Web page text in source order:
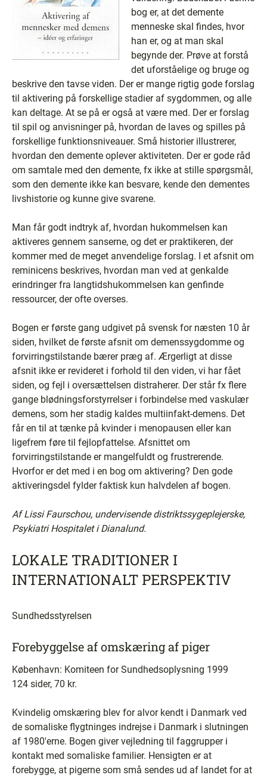
bog er, at det demente
menneske skal findes, hvor
han er, og at man skal
begynde der. Prøve at forstå
det uforståelige og bruge og
beskrive den tavse viden. Der er mange rigtig gode forslag
til aktivering på forskellige stadier af sygdommen, og alle
kan deltage. At se på er også at være med. Der er forslag
til spil og anvisninger på, hvordan de laves og spilles på
forskellige funktionsniveauer. Små historier illustrerer,
hvordan den demente oplever aktiviteten. Der er gode råd
om samtale med den demente, fx ikke at stille spørgsmål,
som den demente ikke kan besvare, kende den dementes
livshistorie og kunne give svarene.
Man får godt indtryk af, hvordan hukommelsen kan
aktiveres gennem sanserne, og det er praktikeren, der
kommer med de meget anvendelige forslag. I et afsnit om
reminicens beskrives, hvordan man ved at genkalde
erindringer fra langtidshukommelsen kan genfinde
ressourcer, der ofte overses.
Bogen er første gang udgivet på svensk for næsten 10 år
siden, hvilket de første afsnit om demenssygdomme og
forvirringstilstande bærer præg af. Ærgerligt at disse
afsnit ikke er revideret i forhold til den viden, vi har fået
siden, og fejl i oversættelsen distraherer. Der står fx flere
gange blødningsforstyrrelser i forbindelse med vaskulær
demens, som her stadig kaldes multiinfakt-demens. Det
får en til at tænke på kvinder i menopausen eller kan
ligefrem føre til fejlopfattelse. Afsnittet om
forvirringstilstande er mangelfuldt og frustrerende.
Hvorfor er det med i en bog om aktivering? Den gode
aktiveringsdel fylder faktisk kun halvdelen af bogen.
Af Lissi Faurschou, undervisende distriktssygeplejerske,
Psykiatri Hospitalet i Dianalund.
LOKALE TRADITIONER I
INTERNATIONALT PERSPEKTIV
Sundhedsstyrelsen
Forebyggelse af omskæring af piger
København: Komiteen for Sundhedsoplysning 1999
124 sider, 70 kr.
Kvindelig omskæring blev for alvor kendt i Danmark ved
de somaliske flygtninges indrejse i Danmark i slutningen
af 1980'erne. Bogen giver vejledning til faggrupper i
kontakt med somaliske familier. Hensigten er at
forebygge, at pigerne som små sendes ud af landet for at